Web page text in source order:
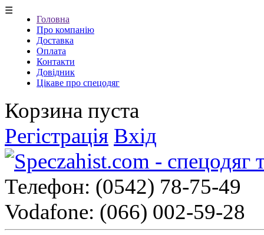
☰
Головна
Про компанію
Доставка
Оплата
Контакти
Довідник
Цікаве про спецодяг
Корзина пуста
Регістрація Вхід
Телефон: (0542) 78-75-49
Vodafone: (066) 002-59-28